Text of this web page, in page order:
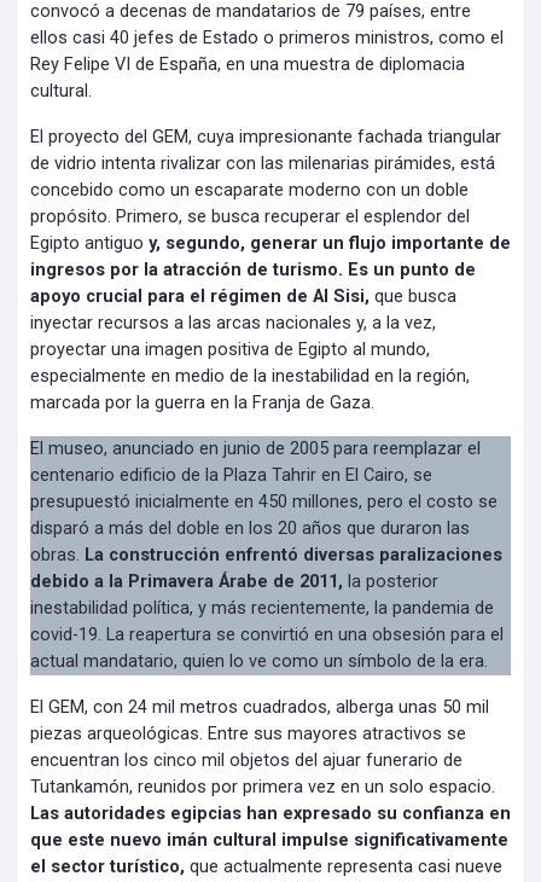
convocó a decenas de mandatarios de 79 países, entre
ellos casi 40 jefes de Estado o primeros ministros, como el
Rey Felipe VI de España, en una muestra de diplomacia
cultural.
El proyecto del GEM, cuya impresionante fachada triangular
de vidrio intenta rivalizar con las milenarias pirámides, está
concebido como un escaparate moderno con un doble
propósito. Primero, se busca recuperar el esplendor del
Egipto antiguo y, segundo, generar un flujo importante de
ingresos por la atracción de turismo. Es un punto de
apoyo crucial para el régimen de Al Sisi, que busca
inyectar recursos a las arcas nacionales y, a la vez,
proyectar una imagen positiva de Egipto al mundo,
especialmente en medio de la inestabilidad en la región,
marcada por la guerra en la Franja de Gaza.
El museo, anunciado en junio de 2005 para reemplazar el
centenario edificio de la Plaza Tahrir en El Cairo, se
presupuestó inicialmente en 450 millones, pero el costo se
disparó a más del doble en los 20 años que duraron las
obras. La construcción enfrentó diversas paralizaciones
debido a la Primavera Árabe de 2011, la posterior
inestabilidad política, y más recientemente, la pandemia de
covid-19. La reapertura se convirtió en una obsesión para el
actual mandatario, quien lo ve como un símbolo de la era.
El GEM, con 24 mil metros cuadrados, alberga unas 50 mil
piezas arqueológicas. Entre sus mayores atractivos se
encuentran los cinco mil objetos del ajuar funerario de
Tutankamón, reunidos por primera vez en un solo espacio.
Las autoridades egipcias han expresado su confianza en
que este nuevo imán cultural impulse significativamente
el sector turístico, que actualmente representa casi nueve